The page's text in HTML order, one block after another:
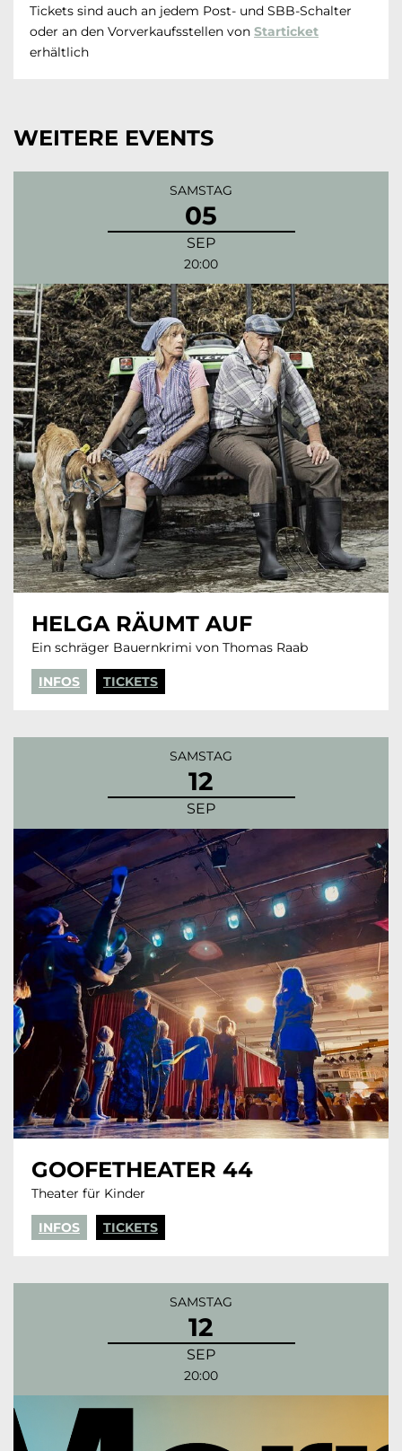
Tickets sind auch an jedem Post- und SBB-Schalter
oder an den Vorverkaufsstellen von Starticket
erhältlich
WEITERE EVENTS
SAMSTAG
05
SEP
20:00
HELGA RÄUMT AUF
Ein schräger Bauernkrimi von Thomas Raab
INFOS TICKETS
SAMSTAG
12
SEP
GOOFETHEATER 44
Theater für Kinder
INFOS TICKETS
SAMSTAG
12
SEP
20:00